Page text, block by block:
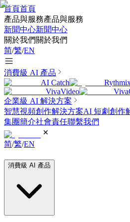
首頁首頁
產品與服務產品與服務
新聞中心新聞中心
關於我們關於我們
简/繁/EN
消費級 AI 產品
AI Catch
VivaVideo
企業級 AI 解決方案
智慧視頻創作解決方案AI 短劇創作
集團簡介社會責任聯繫我們
简/繁/EN
消費級 AI 產品